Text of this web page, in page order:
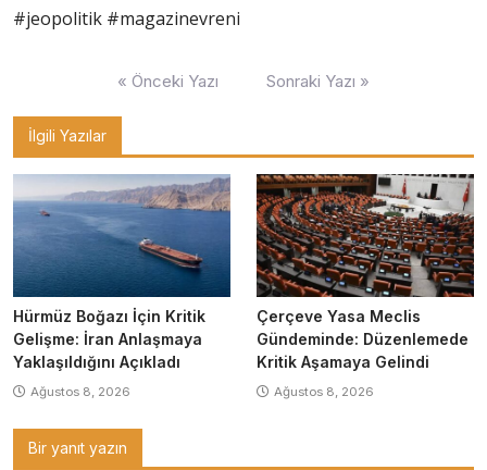
#jeopolitik #magazinevreni
« Önceki Yazı Sonraki Yazı »
İlgili Yazılar
Hürmüz Boğazı İçin Kritik
Gelişme: İran Anlaşmaya
Yaklaşıldığını Açıkladı
Ağustos 8, 2026
Çerçeve Yasa Meclis
Gündeminde: Düzenlemede
Kritik Aşamaya Gelindi
Ağustos 8, 2026
Bir yanıt yazın